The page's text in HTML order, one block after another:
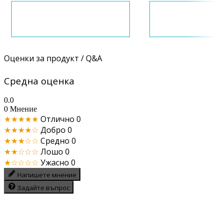
Оценки за продукт / Q&A
Средна оценка
0.0
0 Мнение
★★★★★ Отлично 0
★★★★☆ Добро 0
★★★☆☆ Средно 0
★★☆☆☆ Лошо 0
★☆☆☆☆ Ужасно 0
Напишете мнение
Задайте въпрос